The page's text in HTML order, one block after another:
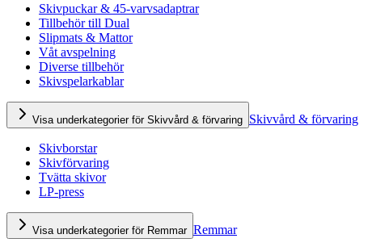
Skivpuckar & 45-varvsadaptrar
Tillbehör till Dual
Slipmats & Mattor
Våt avspelning
Diverse tillbehör
Skivspelarkablar
Visa underkategorier för Skivvård & förvaring Skivvård & förvaring
Skivborstar
Skivförvaring
Tvätta skivor
LP-press
Visa underkategorier för Remmar Remmar